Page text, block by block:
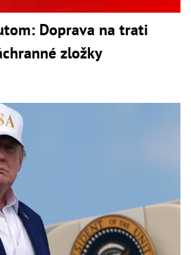
Doprava na trati
zložky